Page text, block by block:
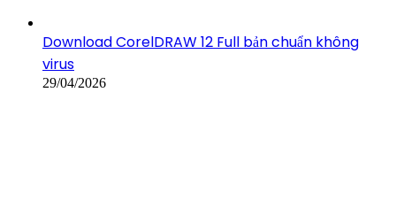
Download CorelDRAW 12 Full bản chuẩn không
virus
29/04/2026